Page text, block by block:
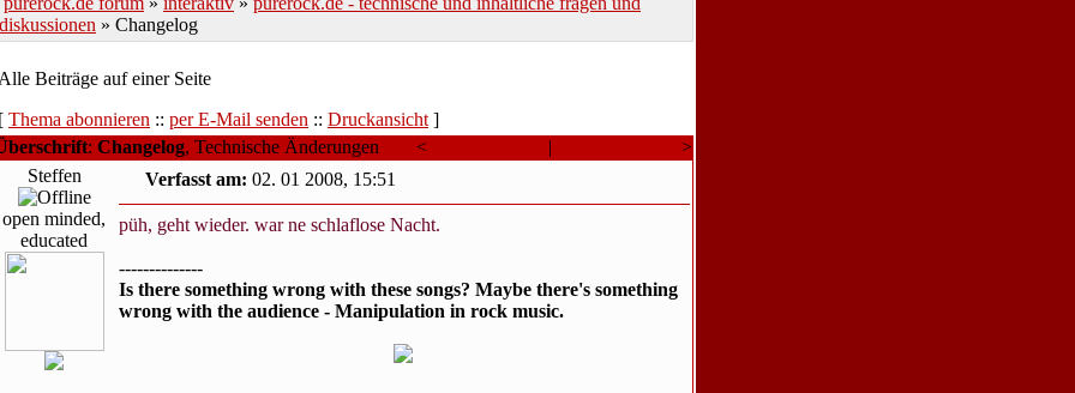
diskussionen » Changelog
Alle Beiträge auf einer Seite
[ Thema abonnieren :: per E-Mail senden :: Druckansicht ]
: Changelog, Technische Änderungen < |
>
Steffen
open minded,
educated
Verfasst am: 02. 01 2008, 15:51
püh, geht wieder. war ne schlaflose Nacht.
--------------
Is there something wrong with these songs? Maybe there's something
wrong with the audience - Manipulation in rock music.